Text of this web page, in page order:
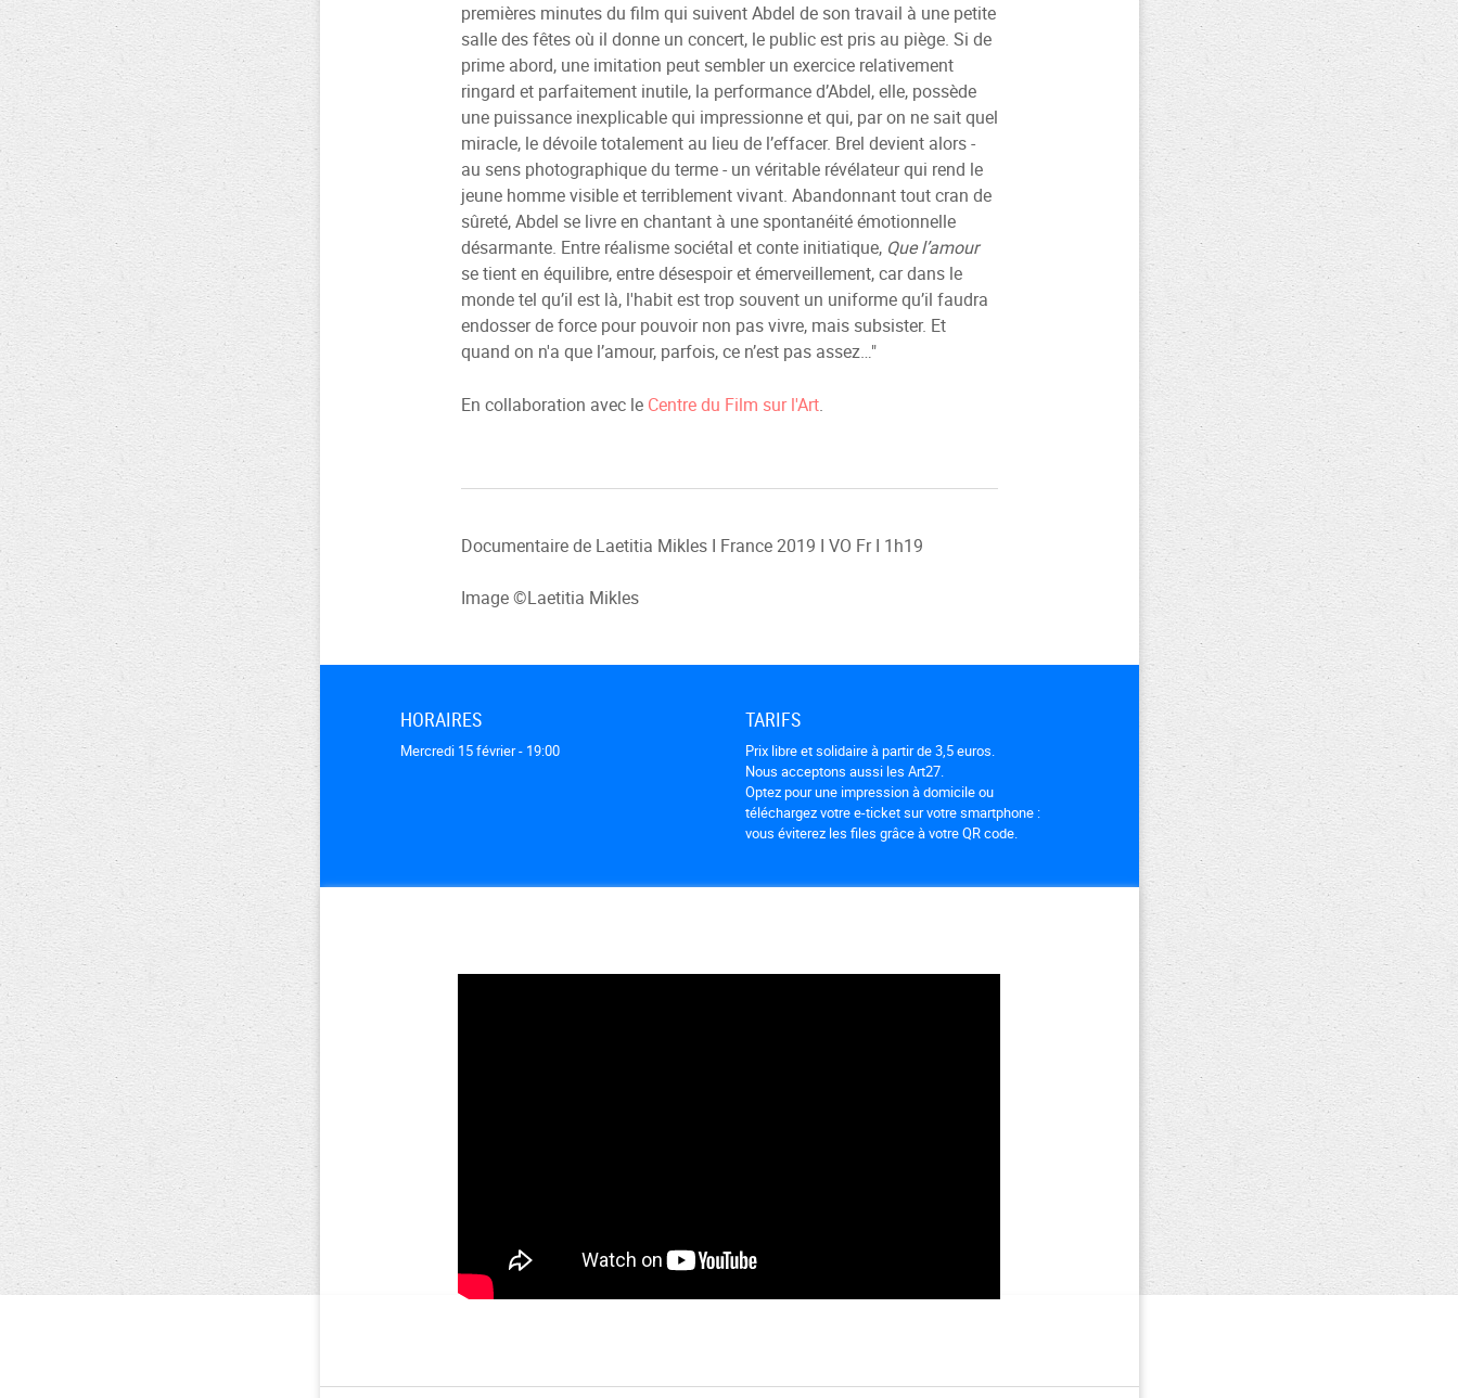
premières minutes du film qui suivent Abdel de son travail à une petite
salle des fêtes où il donne un concert, le public est pris au piège. Si de
prime abord, une imitation peut sembler un exercice relativement
ringard et parfaitement inutile, la performance d’Abdel, elle, possède
une puissance inexplicable qui impressionne et qui, par on ne sait quel
miracle, le dévoile totalement au lieu de l’effacer. Brel devient alors -
au sens photographique du terme - un véritable révélateur qui rend le
jeune homme visible et terriblement vivant. Abandonnant tout cran de
sûreté, Abdel se livre en chantant à une spontanéité émotionnelle
désarmante. Entre réalisme sociétal et conte initiatique, Que l’amour
se tient en équilibre, entre désespoir et émerveillement, car dans le
monde tel qu’il est là, l'habit est trop souvent un uniforme qu’il faudra
endosser de force pour pouvoir non pas vivre, mais subsister. Et
quand on n'a que l’amour, parfois, ce n’est pas assez…"
En collaboration avec le Centre du Film sur l'Art.
Documentaire de Laetitia Mikles I France 2019 I VO Fr I 1h19
Image ©Laetitia Mikles
HORAIRES
Mercredi 15 février - 19:00
TARIFS
Prix libre et solidaire à partir de 3,5 euros.
Nous acceptons aussi les Art27.
Optez pour une impression à domicile ou
téléchargez votre e-ticket sur votre smartphone :
vous éviterez les files grâce à votre QR code.